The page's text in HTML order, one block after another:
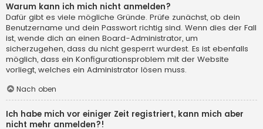
Warum kann ich mich nicht anmelden?
Dafür gibt es viele mögliche Gründe. Prüfe zunächst, ob dein
Benutzername und dein Passwort richtig sind. Wenn dies der Fall
ist, wende dich an einen Board-Administrator, um
sicherzugehen, dass du nicht gesperrt wurdest. Es ist ebenfalls
möglich, dass ein Konfigurationsproblem mit der Website
vorliegt, welches ein Administrator lösen muss.
Nach oben
Ich habe mich vor einiger Zeit registriert, kann mich aber
nicht mehr anmelden?!